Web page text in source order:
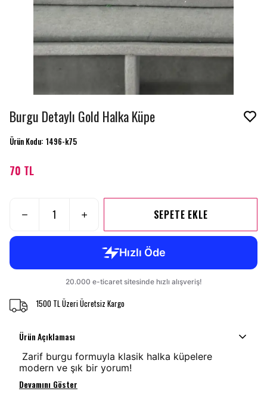
Burgu Detaylı Gold Halka Küpe
Ürün Kodu: 1496-k75
70 TL
SEPETE EKLE
1500 TL Üzeri Ücretsiz Kargo
Ürün Açıklaması
Zarif burgu formuyla klasik halka küpelere
modern ve şık bir yorum!
Devamını Göster